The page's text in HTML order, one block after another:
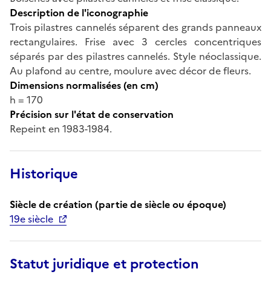
Description de l'iconographie
Trois pilastres cannelés séparent des grands panneaux
rectangulaires. Frise avec 3 cercles concentriques
séparés par des pilastres cannelés. Style néoclassique.
Au plafond au centre, moulure avec décor de fleurs.
Dimensions normalisées (en cm)
h = 170
Précision sur l'état de conservation
Repeint en 1983-1984.
Historique
Siècle de création (partie de siècle ou époque)
19e siècle
Statut juridique et protection